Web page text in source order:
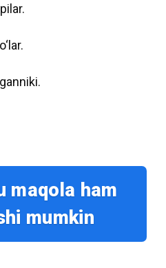
maqola ham
mumkin